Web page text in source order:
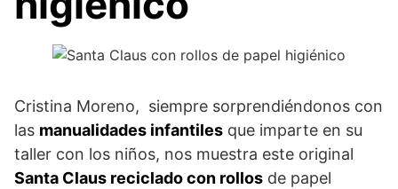
Cristina Moreno, siempre sorprendiéndonos con
las manualidades infantiles que imparte en su
taller con los niños, nos muestra este original
Santa Claus reciclado con rollos de papel